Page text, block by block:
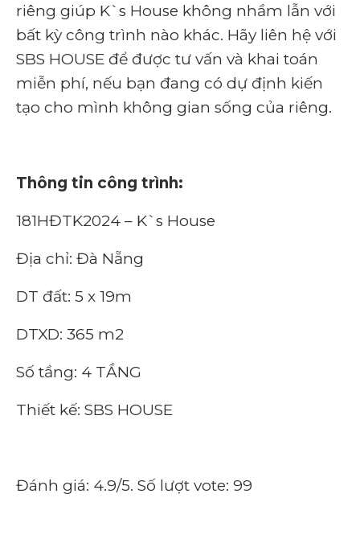
riêng giúp K`s House không nhầm lẫn với
bất kỳ công trình nào khác. Hãy liên hệ với
SBS HOUSE để được tư vấn và khai toán
miễn phí, nếu bạn đang có dự định kiến
tạo cho mình không gian sống của riêng.
Thông tin công trình:
181HĐTK2024 – K`s House
Địa chỉ: Đà Nẵng
DT đất: 5 x 19m
DTXD: 365 m2
Số tầng: 4 TẦNG
Thiết kế: SBS HOUSE
Đánh giá: 4.9/5. Số lượt vote: 99